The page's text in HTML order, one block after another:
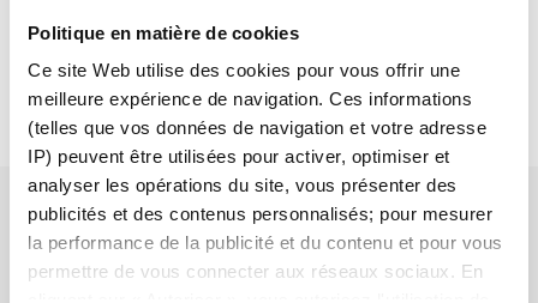
Politique en matière de cookies
Ce site Web utilise des cookies pour vous offrir une
meilleure expérience de navigation. Ces informations
(telles que vos données de navigation et votre adresse
IP) peuvent être utilisées pour activer, optimiser et
analyser les opérations du site, vous présenter des
publicités et des contenus personnalisés; pour mesurer
la performance de la publicité et du contenu et pour vous
permettre de vous connecter aux réseaux sociaux. En
La Saxo Bank applique-t-elle des frais de garde?
Vous ne trouvez pas ce que
vous cherchez ?